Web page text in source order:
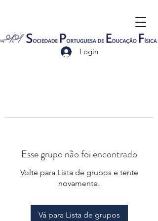
Login
Esse grupo não foi encontrado
Volte para Lista de grupos e tente
novamente.
Vá para Lista de grupos